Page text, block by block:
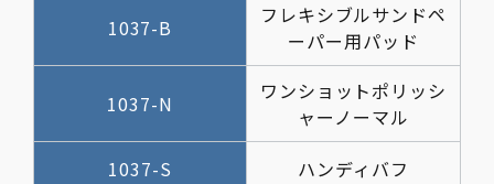
1037-B
フレキシブルサンドペ
ーパー用パッド
1037-N
ワンショットポリッシ
ャーノーマル
1037-S
ハンディバフ